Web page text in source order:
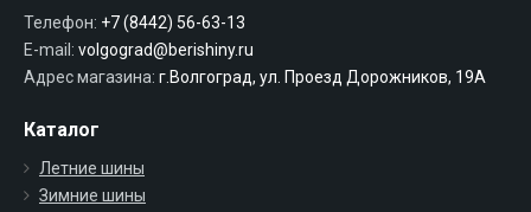
Телефон: +7 (8442) 56-63-13
E-mail: volgograd@berishiny.ru
Адрес магазина: г.Волгоград, ул. Проезд Дорожников, 19А
Каталог
Летние шины
Зимние шины